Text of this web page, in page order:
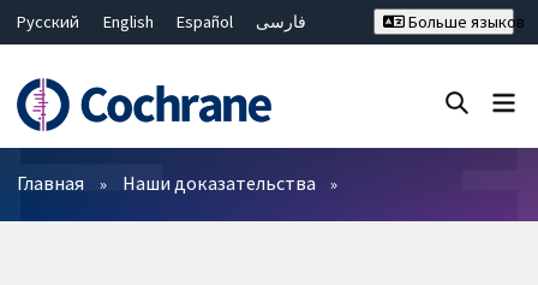
Русский English Español
فارسی
Bahasa Malaysia
ไทย
繁體中文
简体中文
Больше языков
Фильтры
Главная Наши доказательства